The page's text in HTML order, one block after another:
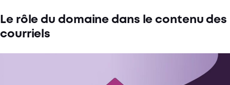
Le rôle du domaine dans le contenu des
courriels